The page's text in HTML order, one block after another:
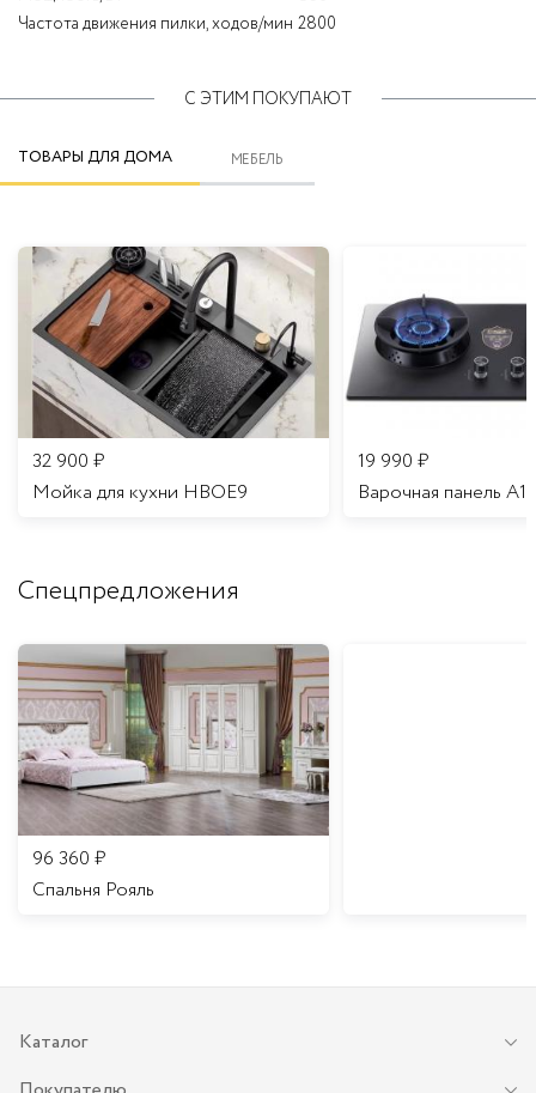
Частота движения пилки, ходов/мин 2800
С ЭТИМ ПОКУПАЮТ
ТОВАРЫ ДЛЯ ДОМА МЕБЕЛЬ
32 900 ₽
Мойка для кухни HBOE9
19 990 ₽
Варочная панель A16
Спецпредложения
96 360 ₽
Спальня Рояль
Каталог